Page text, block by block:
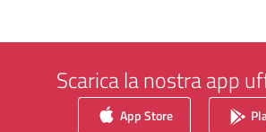
Scarica la nostra app
App Store